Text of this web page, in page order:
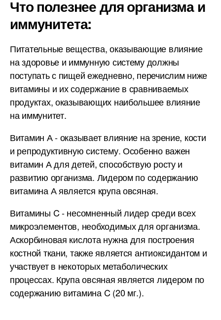
Что полезнее для организма и
иммунитета:
Питательные вещества, оказывающие влияние
на здоровье и иммунную систему должны
поступать с пищей ежедневно, перечислим ниже
витамины и их содержание в сравниваемых
продуктах, оказывающих наибольшее влияние
на иммунитет.
Витамин А - оказывает влияние на зрение, кости
и репродуктивную систему. Особенно важен
витамин А для детей, способствую росту и
развитию организма. Лидером по содержанию
витамина А является крупа овсяная.
Витамины C - несомненный лидер среди всех
микроэлементов, необходимых для организма.
Аскорбиновая кислота нужна для построения
костной ткани, также является антиоксидантом и
участвует в некоторых метаболических
процессах. Крупа овсяная является лидером по
содержанию витамина C (20 мг.).